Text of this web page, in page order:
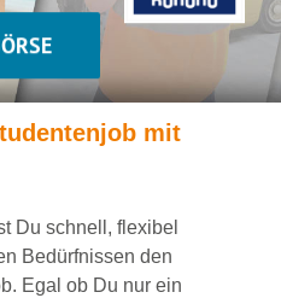
mit
Du schnell, flexibel
Bedürfnissen den
. Egal ob Du nur ein